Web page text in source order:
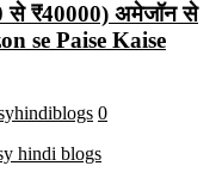
से ₹40000) अमेजॉन से
se Paise Kaise
0